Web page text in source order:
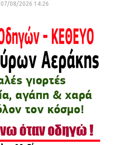
07/08/2026 14:26